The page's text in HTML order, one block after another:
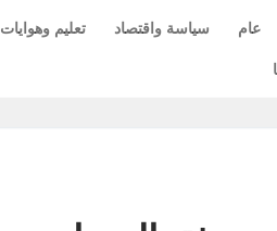
عام سياسة واقتصاد تعليم وهوايات